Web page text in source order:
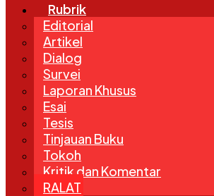
Rubrik
Editorial
Artikel
Dialog
Survei
Laporan Khusus
Esai
Tesis
Tinjauan Buku
Tokoh
Kritik dan Komentar
RALAT